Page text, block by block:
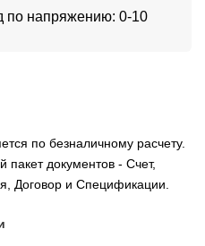
по напряжению: 0-10
по безналичному расчету.
документов - Счет,
Договор и Спецификации.